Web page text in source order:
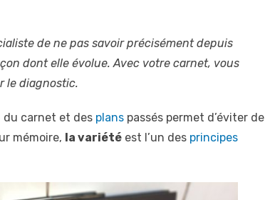
de ne pas savoir précisément depuis
dont elle évolue. Avec votre carnet, vous
le diagnostic.
du carnet et des plans passés permet d’éviter de
mémoire, la variété est l’un des principes